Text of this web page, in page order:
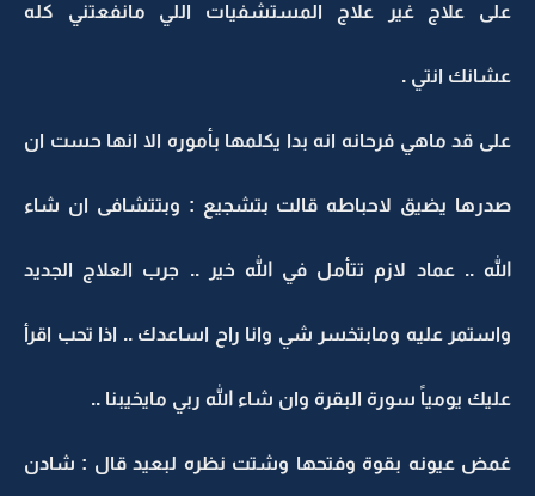
على علاج غير علاج المستشفيات اللي مانفعتني كله
عشانك انتي .
على قد ماهي فرحانه انه بدا يكلمها بأموره الا انها حست ان
صدرها يضيق لاحباطه قالت بتشجيع : وبتتشافى ان شاء
الله .. عماد لازم تتأمل في الله خير .. جرب العلاج الجديد
واستمر عليه ومابتخسر شي وانا راح اساعدك .. اذا تحب اقرأ
عليك يومياً سورة البقرة وان شاء الله ربي مايخيبنا ..
غمض عيونه بقوة وفتحها وشتت نظره لبعيد قال : شادن